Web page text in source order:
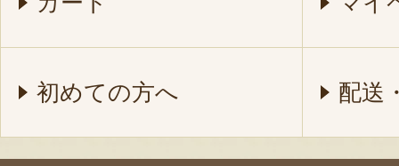
初めての方へ 配送